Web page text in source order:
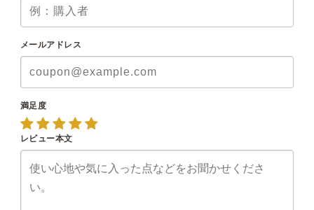
メールアドレス
満足度
レビュー本文